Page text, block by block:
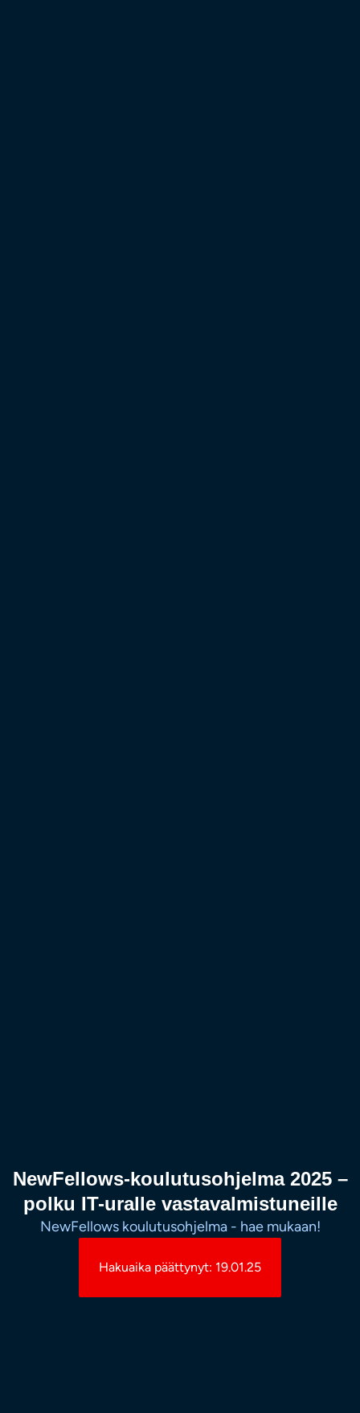
NewFellows-koulutusohjelma 2025 –
polku IT-uralle vastavalmistuneille
NewFellows koulutusohjelma - hae mukaan!
Hakuaika päättynyt: 19.01.25